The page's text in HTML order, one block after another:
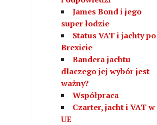
James Bond i jego
super łodzie
Status VAT i jachty po
Brexicie
Bandera jachtu -
dlaczego jej wybór jest
ważny?
Współpraca
Czarter, jacht i VAT w
UE